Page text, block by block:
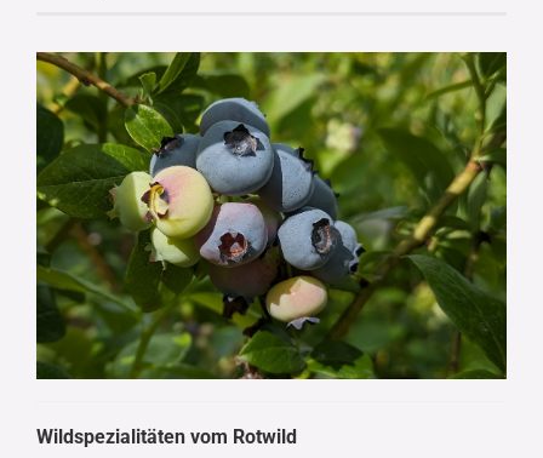
Wildspezialitäten vom Rotwild